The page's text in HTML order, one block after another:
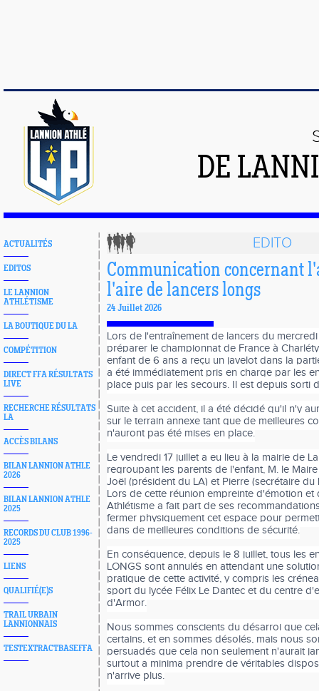
DE
ACTUALITÉS
EDITOS
LE LANNION
ATHLÉTISME
LA BOUTIQUE DU LA
COMPÉTITION
DIRECT FFA RÉSULTATS
LIVE
RECHERCHE RÉSULTATS
LA
ACCÈS BILANS
BILAN LANNION ATHLE
2026
BILAN LANNION ATHLE
2025
RECORDS DU CLUB 1996-
2025
LIENS
QUALIFIÉ(E)S
TRAIL URBAIN
LANNIONNAIS
TESTEXTRACTBASEFFA
EDITO
Communication concernant
l'aire de lancers longs
24 Juillet 2026
Lors de l'entraînement de lancers du
préparer le championnat de France à
enfant de 6 ans a reçu un javelot dans la
a été immédiatement pris en charge par les
place puis par les secours. Il est depuis sorti
Suite à cet accident, il a été décidé qu'il n'y
sur le terrain annexe tant que de meilleures
n'auront pas été mises en place.
Le vendredi 17 juillet a eu lieu à la mairie de
regroupant les parents de l'enfant, M. le
Joël (président du LA) et Pierre (secrétaire du
Lors de cette réunion empreinte d'émotion et
Athlétisme a fait part de ses
fermer physiquement cet espace pour
dans de meilleures conditions de sécurité.
En conséquence, depuis le 8 juillet, tous les
LONGS sont annulés en attendant une
pratique de cette activité, y compris les
sport du lycée Félix Le Dantec et du centre
d'Armor.
Nous sommes conscients du désarroi que
certains, et en sommes désolés, mais nous
persuadés que cela non seulement n'aurait
surtout a minima prendre de véritables
n'arrive plus.